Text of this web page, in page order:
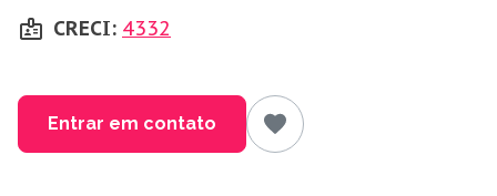
CRECI: 4332
Entrar em contato